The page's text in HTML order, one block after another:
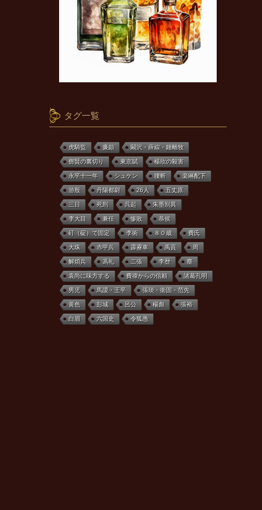
タグ一覧
虎騎監 廉頗 闞沢・薛綜・鍾離牧
鄧賢の裏切り 東京賦 楊欣の殺害
永平十一年 シュケン 腰斬 楽綝配下
游殷 丹陽都尉 26人 五丈原
三日 死刑 呉起 朱墨別異
李大目 兼任 惨敗 恭侯
矴（碇）で固定 李術 ８０歳 費氏
大珠 赤甲兵 霹靂車 禹貢 周
解煩兵 馮礼 二張 李歴 塵
袁尚に味方する 費禕からの信頼 諸葛孔明
男児 馬謖・王平 張琰・衛固・范先
黄色 彭城 呂公 楊彪 張裕
白眉 六国史 令狐愚